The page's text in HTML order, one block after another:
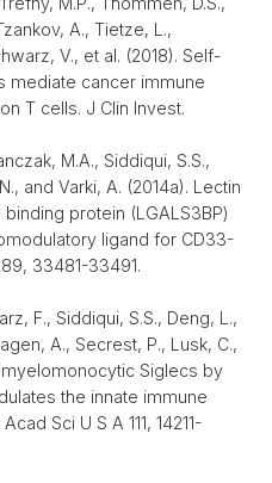
A., Tietze, L.,
V., et al. (2018). Self-
mediate cancer immune
T cells. J Clin Invest.
M.A., Siddiqui, S.S.,
and Varki, A. (2014a). Lectin
protein (LGALS3BP)
ligand for CD33-
33481-33491.
F., Siddiqui, S.S., Deng, L.,
A., Secrest, P., Lusk, C.,
Siglecs by
the innate immune
Sci U S A 111, 14211-